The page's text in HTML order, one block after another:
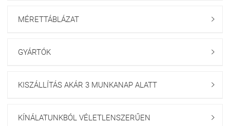
MÉRETTÁBLÁZAT 
GYÁRTÓK 
KISZÁLLÍTÁS AKÁR 3 MUNKANAP ALATT 
KÍNÁLATUNKBÓL VÉLETLENSZERŰEN 